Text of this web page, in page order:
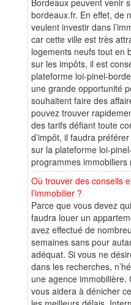
bordeaux.fr. En effet, de
veulent investir dans
car cette ville est très
logements neufs tout en
sur les impôts, il est
plateforme loi-pinel-
une grande opportunité
souhaitent faire des
pouvez trouver
des tarifs défiant toute
d’impôt, il faudra
sur la plateforme loi-
programmes immobiliers
Où trouver des conseils
l’immobilier ?
Parce que vous devez
faudra louer un
avez effectué de
semaines sans pour
adéquat. Si vous ne
dans les recherches,
une agence immobilière.
vous aidera à dénicher